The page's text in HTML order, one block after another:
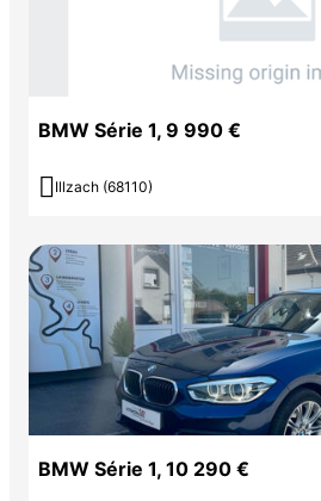
BMW Série 1, 9 990 €
 Illzach (68110)
BMW Série 1, 10 290 €